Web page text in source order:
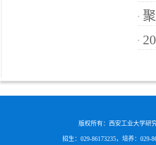
版权所有：西安工业大学研
招生：029-86173235，培养：029-